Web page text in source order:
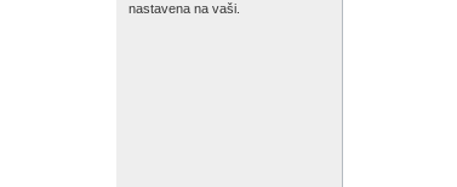
nastavena na vaši.